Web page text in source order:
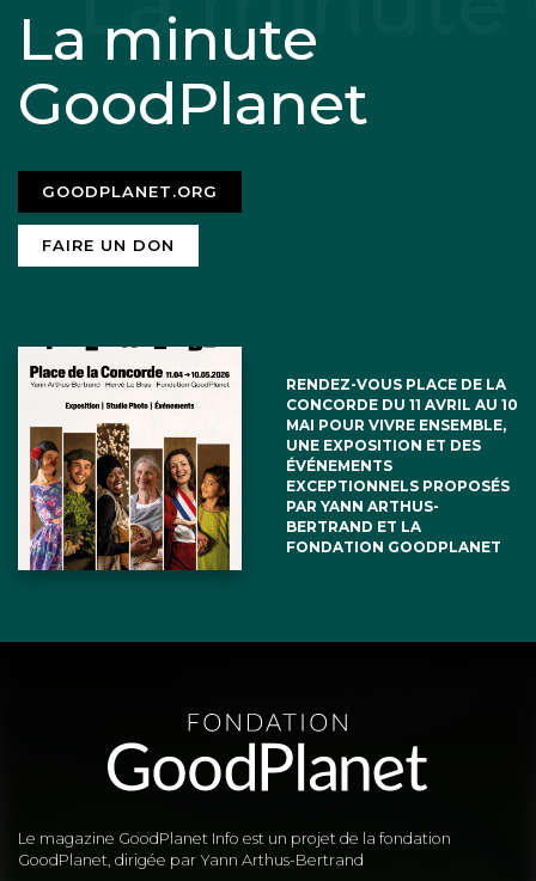
La minute
GoodPlanet
GOODPLANET.ORG
FAIRE UN DON
RENDEZ-VOUS PLACE DE LA
CONCORDE DU 11 AVRIL AU 10
MAI POUR VIVRE ENSEMBLE,
UNE EXPOSITION ET DES
ÉVÉNEMENTS
EXCEPTIONNELS PROPOSÉS
PAR YANN ARTHUS-
BERTRAND ET LA
FONDATION GOODPLANET
Le magazine GoodPlanet Info est un projet de la fondation
GoodPlanet, dirigée par Yann Arthus-Bertrand